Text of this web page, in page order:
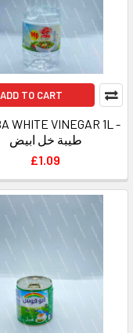
ADD TO CART
WHITE VINEGAR 1L -
طيبة خل ابيض
£1.09